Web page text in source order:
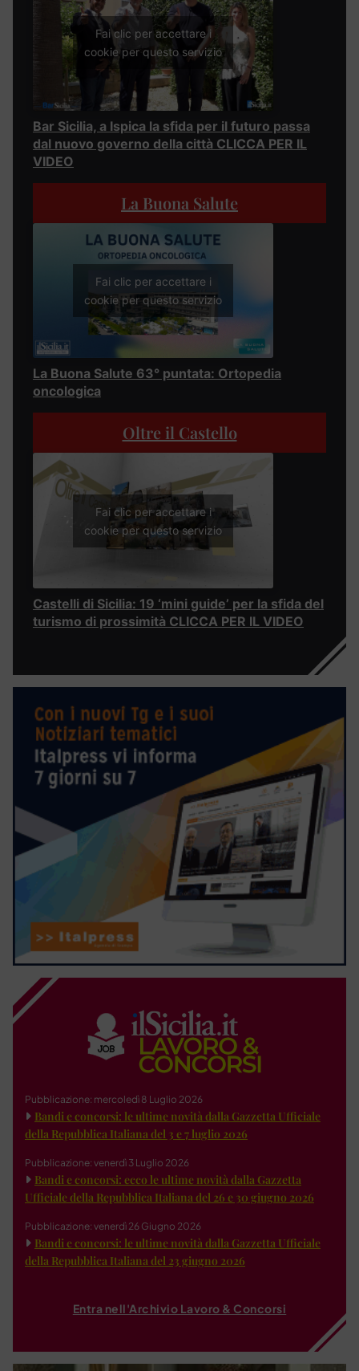
Fai clic per accettare i
cookie per questo servizio
Bar Sicilia, a Ispica la sfida per il futuro passa
dal nuovo governo della città CLICCA PER IL
VIDEO
La Buona Salute
Fai clic per accettare i
cookie per questo servizio
La Buona Salute 63° puntata: Ortopedia
oncologica
Oltre il Castello
Fai clic per accettare i
cookie per questo servizio
Castelli di Sicilia: 19 ‘mini guide’ per la sfida del
turismo di prossimità CLICCA PER IL VIDEO
Pubblicazione: mercoledì 8 Luglio 2026
Bandi e concorsi: le ultime novità dalla Gazzetta Ufficiale
della Repubblica Italiana del 3 e 7 luglio 2026
Pubblicazione: venerdì 3 Luglio 2026
Bandi e concorsi: ecco le ultime novità dalla Gazzetta
Ufficiale della Repubblica Italiana del 26 e 30 giugno 2026
Pubblicazione: venerdì 26 Giugno 2026
Bandi e concorsi: le ultime novità dalla Gazzetta Ufficiale
della Repubblica Italiana del 23 giugno 2026
Entra nell'Archivio Lavoro & Concorsi